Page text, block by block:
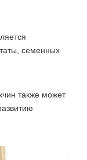
семенных
также может